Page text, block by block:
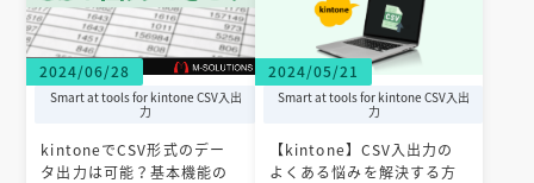
2024/06/28
Smart at tools for kintone CSV入出
力
kintoneでCSV形式のデー
タ出力は可能？基本機能の
2024/05/21
Smart at tools for kintone CSV入出
力
【kintone】CSV入出力の
よくある悩みを解決する方